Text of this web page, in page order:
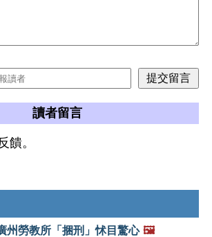
讀者留言
饋。
州勞教所「捆刑」怵目驚心 🖼️